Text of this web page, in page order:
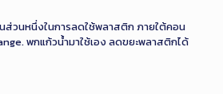
ส่วนหนึ่งในการลดใช้พลาสติก ภายใต้คอน
พกแก้วน้ำมาใช้เอง ลดขยะพลาสติกได้